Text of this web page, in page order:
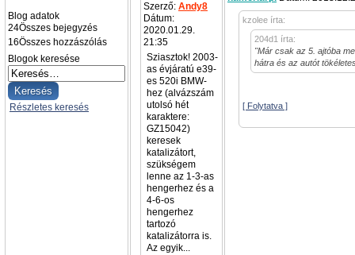
Blog adatok
24Összes bejegyzés
16Összes hozzászólás
Blogok keresése
Részletes keresés
Szerző: Andy8
Dátum:
2020.01.29.
21:35
Sziasztok! 2003-
as évjáratú e39-
es 520i BMW-
hez (alvázszám
utolsó hét
karaktere:
GZ15042)
keresek
katalizátort,
szükségem
lenne az 1-3-as
hengerhez és a
4-6-os
hengerhez
tartozó
katalizátorra is.
Az egyik...
kzolee írta:
204d1 írta:
"Már csak az 5. ajtóba
hátra és az autót
[ Folytatva ]